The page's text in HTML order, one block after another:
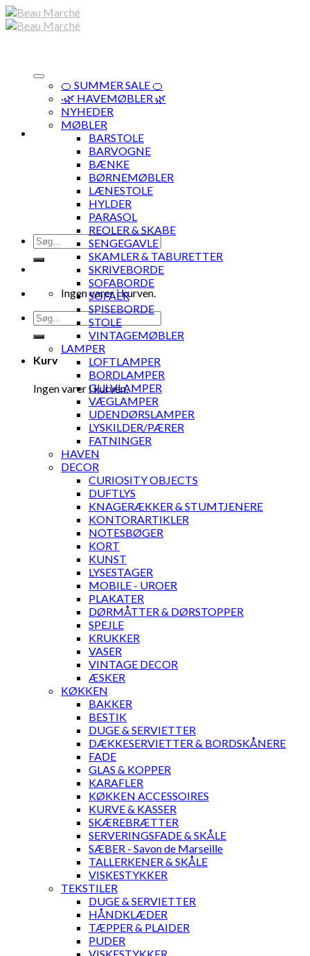
Skip
to
Søg
efter:
Ingen varer i kurven.
Søg
efter:
Kurv
Ingen varer i kurven.
🍊 SUMMER SALE 🍊
·🌿 HAVEMØBLER 🌿
NYHEDER
MØBLER
BARSTOLE
BARVOGNE
BÆNKE
BØRNEMØBLER
LÆNESTOLE
HYLDER
PARASOL
REOLER & SKABE
SENGEGAVLE
SKAMLER & TABURETTER
SKRIVEBORDE
SOFABORDE
SOFAER
SPISEBORDE
STOLE
VINTAGEMØBLER
LAMPER
LOFTLAMPER
BORDLAMPER
GULVLAMPER
VÆGLAMPER
UDENDØRSLAMPER
LYSKILDER/PÆRER
FATNINGER
HAVEN
DECOR
CURIOSITY OBJECTS
DUFTLYS
KNAGERÆKKER & STUMTJENERE
KONTORARTIKLER
NOTESBØGER
KORT
KUNST
LYSESTAGER
MOBILE - UROER
PLAKATER
DØRMÅTTER & DØRSTOPPER
SPEJLE
KRUKKER
VASER
VINTAGE DECOR
ÆSKER
KØKKEN
BAKKER
BESTIK
DUGE & SERVIETTER
DÆKKESERVIETTER & BORDSKÅNERE
FADE
GLAS & KOPPER
KARAFLER
KØKKEN ACCESSOIRES
KURVE & KASSER
SKÆREBRÆTTER
SERVERINGSFADE & SKÅLE
SÆBER - Savon de Marseille
TALLERKENER & SKÅLE
VISKESTYKKER
TEKSTILER
DUGE & SERVIETTER
HÅNDKLÆDER
TÆPPER & PLAIDER
PUDER